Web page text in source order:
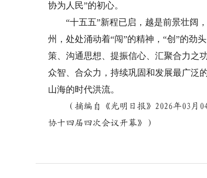
协为人民”的初心。
“十五五”新程已启，越是前景壮阔，
州，处处涌动着“闯”的精神，“创”的劲
策、沟通思想、提振信心、汇聚合力之
众智、合众力，持续巩固和发展最广泛
山海的时代洪流。
（摘编自《光明日报》2026年03
协十四届四次会议开幕》）